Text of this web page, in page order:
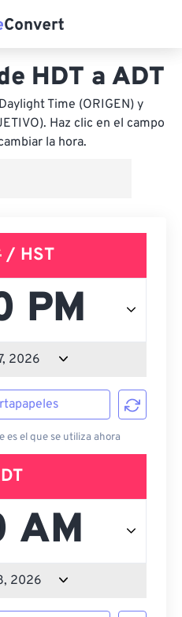
HDT a ADT
Time (ORIGEN) y
Haz clic en el campo
la hora.
/ HST
es el que se utiliza ahora